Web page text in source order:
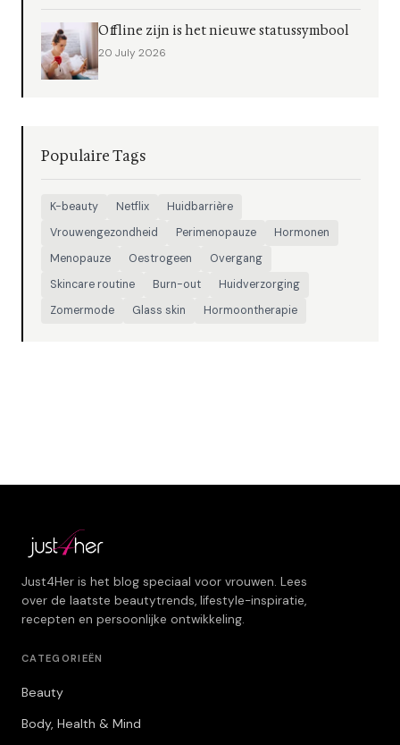
Offline zijn is het nieuwe statussymbool
20 July 2026
Populaire Tags
K-beauty Netflix
Huidbarrière
Vrouwengezondheid
Perimenopauze
Hormonen
Menopauze
Oestrogeen
Overgang
Skincare routine
Burn-out
Huidverzorging
Zomermode
Glass skin Hormoontherapie
Just4Her is het blog speciaal voor vrouwen. Lees
over de laatste beautytrends, lifestyle-inspiratie,
recepten en persoonlijke ontwikkeling.
CATEGORIEËN
Beauty
Body, Health & Mind